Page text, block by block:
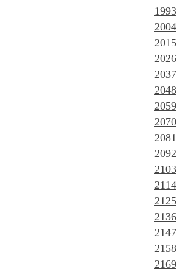
1993
2004
2015
2026
2037
2048
2059
2070
2081
2092
2103
2114
2125
2136
2147
2158
2169